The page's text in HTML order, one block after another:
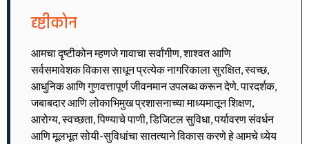
दृष्टीकोन
आमचा दृष्टीकोन म्हणजे गावाचा सर्वांगीण, शाश्वत आणि
सर्वसमावेशक विकास साधून प्रत्येक नागरिकाला सुरक्षित, स्वच्छ,
आधुनिक आणि गुणवत्तापूर्ण जीवनमान उपलब्ध करून देणे. पारदर्शक,
जबाबदार आणि लोकाभिमुख प्रशासनाच्या माध्यमातून शिक्षण,
आरोग्य, स्वच्छता, पिण्याचे पाणी, डिजिटल सुविधा, पर्यावरण संवर्धन
आणि मूलभूत सोयी-सुविधांचा सातत्याने विकास करणे हे आमचे ध्येय